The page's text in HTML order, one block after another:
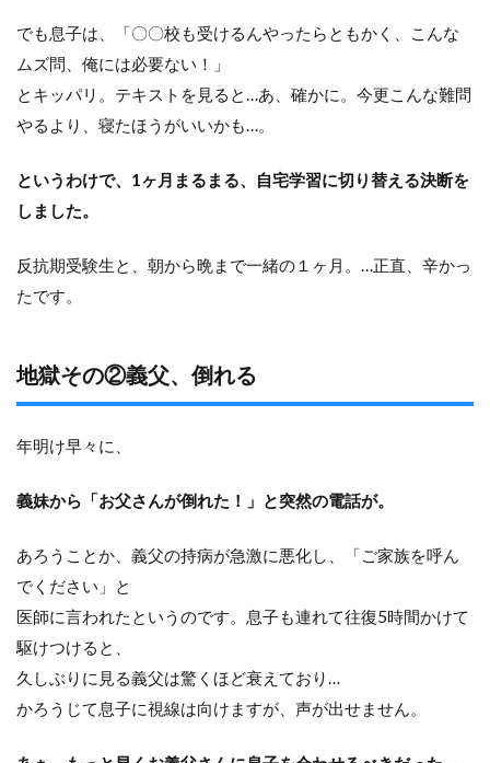
でも息子は、「〇〇校も受けるんやったらともかく、こんな
ムズ問、俺には必要ない！」
とキッパリ。テキストを見ると…あ、確かに。今更こんな難問
やるより、寝たほうがいいかも…。
というわけで、1ヶ月まるまる、自宅学習に切り替える決断を
しました。
反抗期受験生と、朝から晩まで一緒の１ヶ月。…正直、辛かっ
たです。
地獄その②義父、倒れる
年明け早々に、
義妹から「お父さんが倒れた！」と突然の電話が。
あろうことか、義父の持病が急激に悪化し、「ご家族を呼ん
でください」と
医師に言われたというのです。息子も連れて往復5時間かけて
駆けつけると、
久しぶりに見る義父は驚くほど衰えており…
かろうじて息子に視線は向けますが、声が出せません。